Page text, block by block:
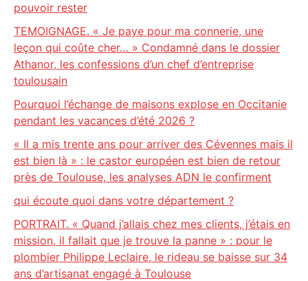
pouvoir rester
TEMOIGNAGE. « Je paye pour ma connerie, une
leçon qui coûte cher… » Condamné dans le dossier
Athanor, les confessions d’un chef d’entreprise
toulousain
Pourquoi l’échange de maisons explose en Occitanie
pendant les vacances d’été 2026 ?
« Il a mis trente ans pour arriver des Cévennes mais il
est bien là » : le castor européen est bien de retour
près de Toulouse, les analyses ADN le confirment
qui écoute quoi dans votre département ?
PORTRAIT. « Quand j’allais chez mes clients, j’étais en
mission, il fallait que je trouve la panne » : pour le
plombier Philippe Leclaire, le rideau se baisse sur 34
ans d’artisanat engagé à Toulouse